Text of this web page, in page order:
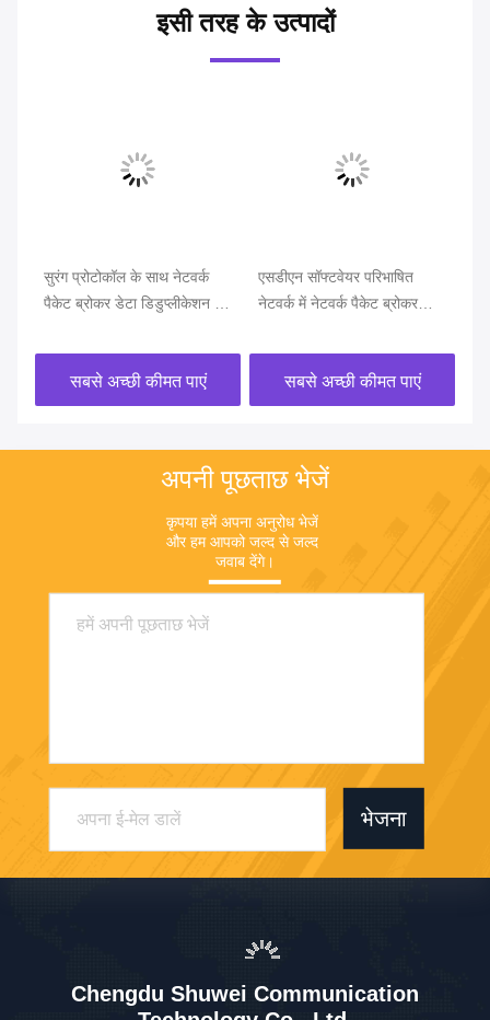
इसी तरह के उत्पादों
सुरंग प्रोटोकॉल के साथ नेटवर्क
पैकेट ब्रोकर डेटा डिडुप्लीकेशन के
सबसे अच्छी कीमत पाएं
एसडीएन सॉफ्टवेयर परिभाषित
नेटवर्क में नेटवर्क पैकेट ब्रोकर
सबसे अच्छी कीमत पाएं
अपनी पूछताछ भेजें
कृपया हमें अपना अनुरोध भेजें
और हम आपको जल्द से जल्द
जवाब देंगे।
भेजना
Chengdu Shuwei Communication